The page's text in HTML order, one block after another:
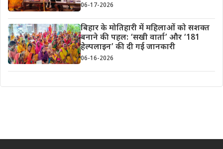
06-17-2026
बिहार के मोतिहारी में महिलाओं को सशक्त
बनाने की पहल: ‘सखी वार्ता’ और ‘181
हेल्पलाइन’ की दी गई जानकारी
06-16-2026